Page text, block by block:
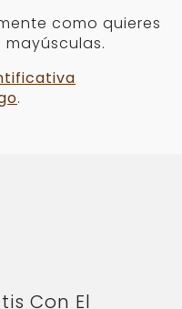
como quieres
.
Con El